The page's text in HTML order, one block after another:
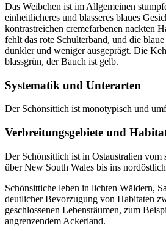
Das Weibchen ist im Allgemeinen
einheitlicheres und blasseres blaues
kontrastreichen cremefarbenen nackten
fehlt das rote Schulterband, und die
dunkler und weniger ausgeprägt. Die
blassgrün, der Bauch ist gelb.
Systematik und Unterarten
Der Schönsittich ist monotypisch und
Verbreitungsgebiete und
Der Schönsittich ist in Ostaustralien vom
über New South Wales bis ins
Schönsittiche leben in lichten Wäldern,
deutlicher Bevorzugung von Habitaten
geschlossenen Lebensräumen, zum
angrenzendem Ackerland.